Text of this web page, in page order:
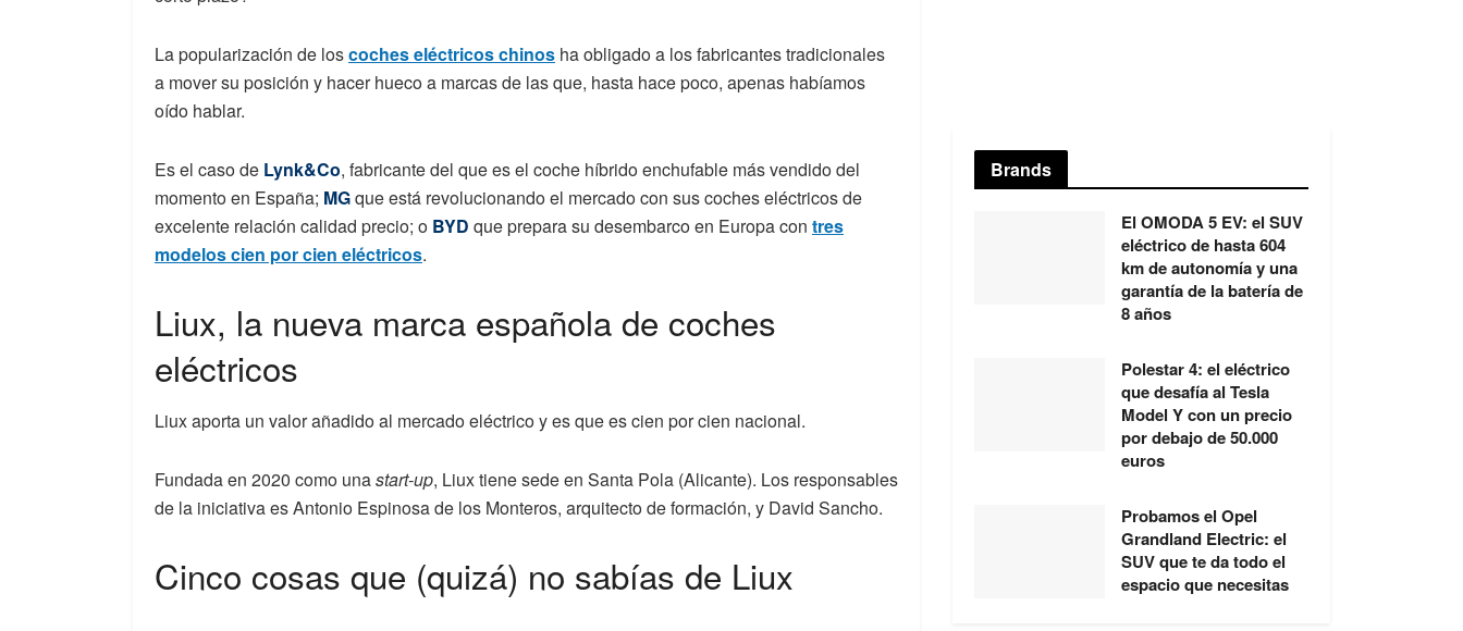
La popularización de loscoches eléctricos chinos ha obligado a los fabricantes tradicionales
a mover su posición y hacer hueco a marcas de las que, hasta hace poco, apenas habíamos
oído hablar.
Es el caso de Lynk&Co, fabricante del que es el coche híbrido enchufable más vendido del
momento en España; MGque está revolucionando el mercado con sus coches eléctricos de
excelente relación calidad precio; o BYD que prepara su desembarco en Europa con tres
modelos cien por cien eléctricos.
Liux, la nueva marca española de coches
eléctricos
Liux aporta un valor añadido al mercado eléctrico y es que es cien por cien nacional.
Fundada en 2020 como unastart-up, Liux tiene sede en Santa Pola (Alicante). Los responsables
de la iniciativa es Antonio Espinosa de los Monteros, arquitecto de formación, y David Sancho.
Cinco cosas que (quizá) no sabías de Liux
Brands
El OMODA 5 EV: el SUV
eléctrico de hasta 604
km de autonomía y una
garantía de la batería de
8 años
Polestar 4: el eléctrico
que desafía al Tesla
Model Y con un precio
por debajo de 50.000
euros
Probamos el Opel
Grandland Electric: el
SUV que te da todo el
espacio que necesitas